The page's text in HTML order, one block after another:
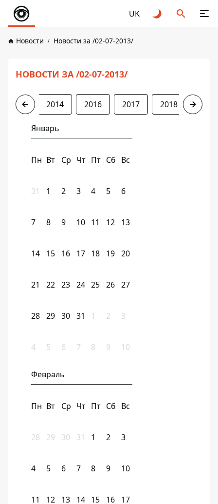
UK
Новости Новости за /02-07-2013/
НОВОСТИ ЗА /02-07-2013/
2013 2014 2016 2017 2018 2019
Январь
Пн Вт Ср Чт Пт Сб Вс
31 1 2 3 4 5 6
7 8 9 10 11 12 13
14 15 16 17 18 19 20
21 22 23 24 25 26 27
28 29 30 31 1 2 3
4 5 6 7 8 9 10
Февраль
Пн Вт Ср Чт Пт Сб Вс
28 29 30 31 1 2 3
4 5 6 7 8 9 10
11 12 13 14 15 16 17